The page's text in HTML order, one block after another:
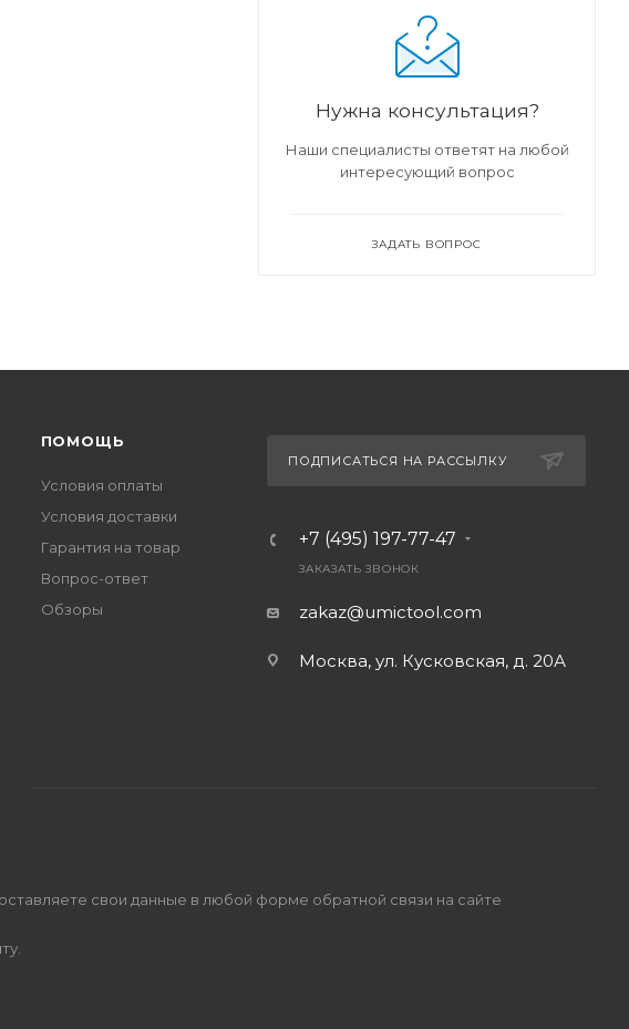
Нужна консультация?
Наши специалисты ответят на любой
интересующий вопрос
ЗАДАТЬ ВОПРОС
ПОМОЩЬ
Условия оплаты
Условия доставки
Гарантия на товар
Вопрос-ответ
Обзоры
ПОДПИСАТЬСЯ НА РАССЫЛКУ
+7 (495) 197-77-47
ЗАКАЗАТЬ ЗВОНОК
zakaz@umictool.com
Москва, ул. Кусковская, д. 20А
свои данные в любой форме обратной связи на сайте